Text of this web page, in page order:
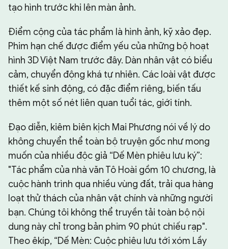
tạo hình trước khi lên màn ảnh.
Điểm cộng của tác phẩm là hình ảnh, kỹ xảo đẹp.
Phim hạn chế được điểm yếu của những bộ hoạt
hình 3D Việt Nam trước đây. Dàn nhân vật có biểu
cảm, chuyển động khá tự nhiên. Các loài vật được
thiết kế sinh động, có đặc điểm riêng, biến tấu
thêm một số nét liên quan tuổi tác, giới tính.
Đạo diễn, kiêm biên kịch Mai Phương nói về lý do
không chuyển thể toàn bộ truyện gốc như mong
muốn của nhiều độc giả “Dế Mèn phiêu lưu ký”:
"Tác phẩm của nhà văn Tô Hoài gồm 10 chương, là
cuộc hành trình qua nhiều vùng đất, trải qua hàng
loạt thử thách của nhân vật chính và những người
bạn. Chúng tôi không thể truyền tải toàn bộ nội
dung này chỉ trong bản phim 90 phút chiếu rạp".
Theo êkíp, “Dế Mèn: Cuộc phiêu lưu tới xóm Lầy